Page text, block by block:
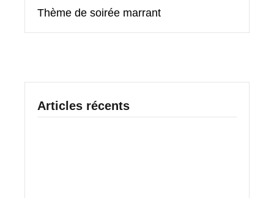
Thème de soirée marrant
Articles récents